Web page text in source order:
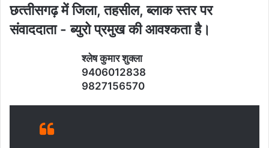
छत्‍तीसगढ़ में जिला, तहसील, ब्‍लाक स्‍तर पर
संवाददाता - ब्‍युरो प्रमुख की आवश्‍कता है।
श्‍लेष कुमार शुक्‍ला
9406012838
9827156570